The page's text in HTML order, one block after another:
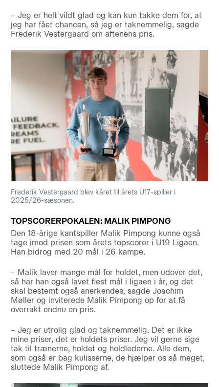
– Jeg er helt vildt glad og kan kun takke dem for, at
jeg har fået chancen, så jeg er taknemmelig, sagde
Frederik Vestergaard om aftenens pris.
Frederik Vestergaard blev kåret til årets U17-spiller i
2025/26-sæsonen.
TOPSCORERPOKALEN: MALIK PIMPONG
Den 18-årige kantspiller Malik Pimpong kunne også
tage imod prisen som årets topscorer i U19 Ligaen.
Han bidrog med 20 mål i 26 kampe.
– Malik laver mange mål for holdet, men udover det,
så har han også lavet flest mål i ligaen i år, og det
skal bestemt også anerkendes, sagde Joachim
Møller og inviterede Malik Pimpong op for at få
overrakt endnu en pris.
– Jeg er utrolig glad og taknemmelig. Det er ikke
mine priser, det er holdets priser. Jeg vil gerne sige
tak til trænerne, holdet og holdlederne. Alle dem,
som også er bag kulisserne, de hjælper os så meget,
sluttede Malik Pimpong af.